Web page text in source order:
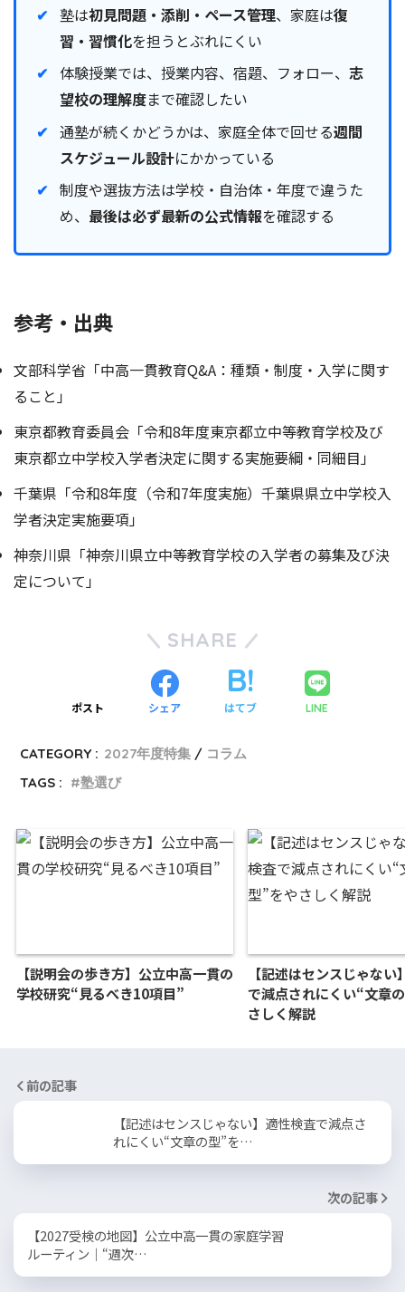
塾は初見問題・添削・ペース管理、家庭は復
習・習慣化を担うとぶれにくい
体験授業では、授業内容、宿題、フォロー、 志
望校の理解度まで確認したい
通塾が続くかどうかは、家庭全体で回せる週間
スケジュール設計にかかっている
制度や選抜方法は学校・自治体・年度で違うた
め、 最後は必ず最新の公式情報を確認する
参考・出典
文部科学省「中高一貫教育Q&A：種類・制度・入学に関す
ること」
東京都教育委員会「令和8年度東京都立中等教育学校及び
東京都立中学校入学者決定に関する実施要綱・同細目」
千葉県「令和8年度（令和7年度実施）千葉県県立中学校入
学者決定実施要項」
神奈川県「神奈川県立中等教育学校の入学者の募集及び決
定について」
SHARE
ポスト シェア はてブ LINE
CATEGORY : 2027年度特集
コラム
TAGS :
塾選び
【説明会の歩き方】公立中高一貫の
学校研究“見るべき10項目”
【記述はセンスじゃない
で減点されにくい“文章
さしく解説
前の記事
【記述はセンスじゃない】適性検査で減点さ
れにくい“文章の型”を…
次の記事
【2027受検の地図】公立中高一貫の家庭学習
ルーティン｜“週次…